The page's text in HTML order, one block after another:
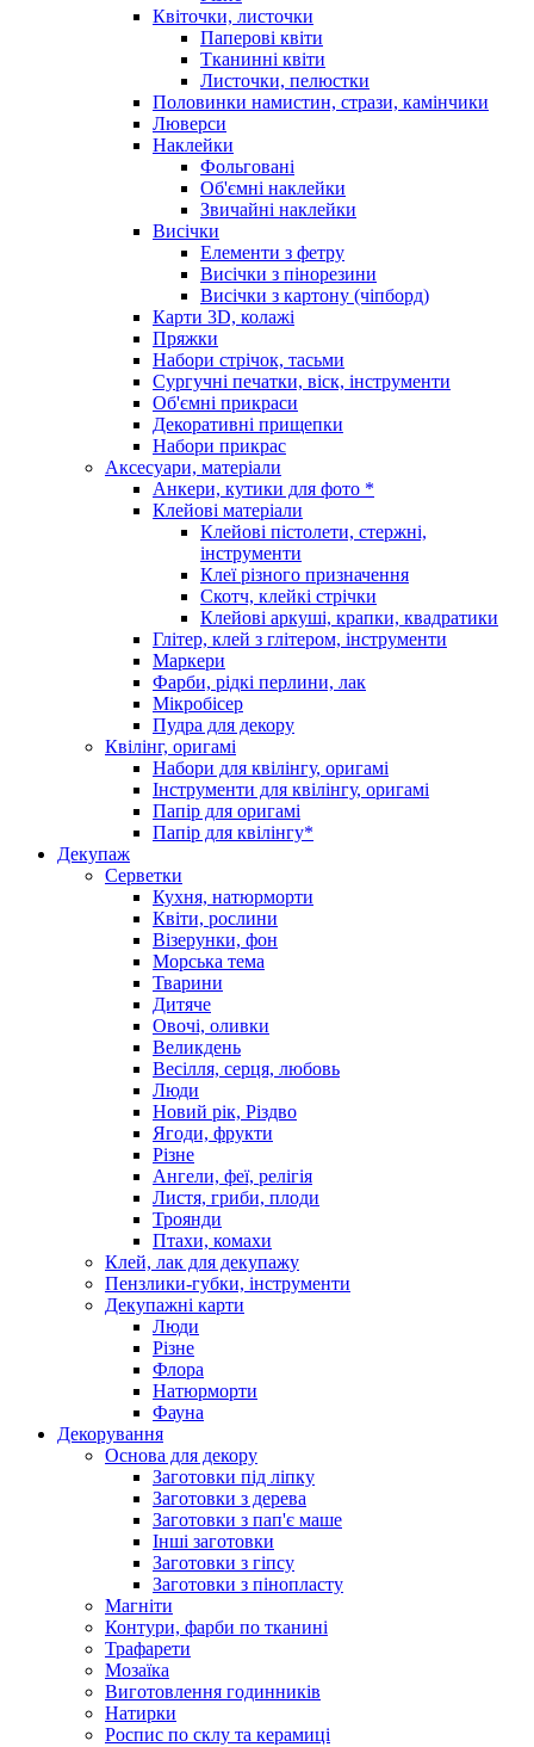
Квіточки, листочки
Паперові квіти
Тканинні квіти
Листочки, пелюстки
Половинки намистин, стрази, камінчики
Люверси
Наклейки
Фольговані
Об'ємні наклейки
Звичайні наклейки
Висічки
Елементи з фетру
Висічки з пінорезини
Висічки з картону (чіпборд)
Карти 3D, колажі
Пряжки
Набори стрічок, тасьми
Сургучні печатки, віск, інструменти
Об'ємні прикраси
Декоративні прищепки
Набори прикрас
Аксесуари, матеріали
Анкери, кутики для фото *
Клейові матеріали
Клейові пістолети, стержні,
інструменти
Клеї різного призначення
Скотч, клейкі стрічки
Клейові аркуші, крапки, квадратики
Глітер, клей з глітером, інструменти
Маркери
Фарби, рідкі перлини, лак
Мікробісер
Пудра для декору
Квілінг, оригамі
Набори для квілінгу, оригамі
Інструменти для квілінгу, оригамі
Папір для оригамі
Папір для квілінгу*
Декупаж
Серветки
Кухня, натюрморти
Квіти, рослини
Візерунки, фон
Морська тема
Тварини
Дитяче
Овочі, оливки
Великдень
Весілля, серця, любовь
Люди
Новий рік, Різдво
Ягоди, фрукти
Різне
Ангели, феї, релігія
Листя, гриби, плоди
Троянди
Птахи, комахи
Клей, лак для декупажу
Пензлики-губки, інструменти
Декупажні карти
Люди
Різне
Флора
Натюрморти
Фауна
Декорування
Основа для декору
Заготовки під ліпку
Заготовки з дерева
Заготовки з пап'є маше
Інші заготовки
Заготовки з гіпсу
Заготовки з пінопласту
Магніти
Контури, фарби по тканині
Трафарети
Мозаїка
Виготовлення годинників
Натирки
Роспис по склу та керамиці